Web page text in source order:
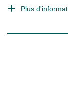
Plus